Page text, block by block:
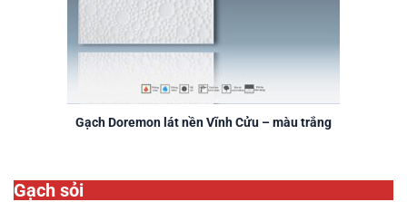
Gạch Doremon lát nền Vĩnh Cửu – màu trắng
Gạch sỏi